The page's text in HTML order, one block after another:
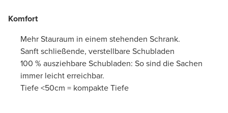
Komfort
Mehr Stauraum in einem stehenden Schrank.
Sanft schließende, verstellbare Schubladen
100 % ausziehbare Schubladen: So sind die Sachen
immer leicht erreichbar.
Tiefe <50cm = kompakte Tiefe